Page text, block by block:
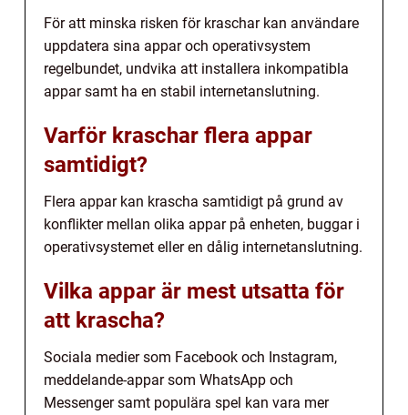
För att minska risken för kraschar kan användare
uppdatera sina appar och operativsystem
regelbundet, undvika att installera inkompatibla
appar samt ha en stabil internetanslutning.
Varför kraschar flera appar
samtidigt?
Flera appar kan krascha samtidigt på grund av
konflikter mellan olika appar på enheten, buggar i
operativsystemet eller en dålig internetanslutning.
Vilka appar är mest utsatta för
att krascha?
Sociala medier som Facebook och Instagram,
meddelande-appar som WhatsApp och
Messenger samt populära spel kan vara mer